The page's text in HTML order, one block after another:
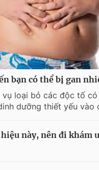
bạn có thể bị gan
vụ loại bỏ các độc tố có
dưỡng thiết yếu vào
hiệu này, nên đi khám